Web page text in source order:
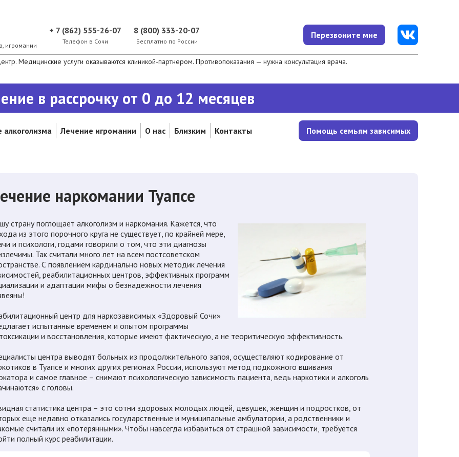
игромании
+ 7 (862) 555-26-07
Телефон в Сочи
8 (800) 333-20-07
Бесплатно по России
Перезвоните мне
Медицинские услуги оказываются клиникой-партнером. Противопоказания — нужна консультация врача.
в рассрочку от 0 до 12 месяцев
алкоголизма Лечение игромании О нас Близким Контакты Помощь семьям зависимых
наркомании Туапсе
страну поглощает алкоголизм и наркомания. Кажется, что
из этого порочного круга не существует, по крайней мере,
и психологи, годами говорили о том, что эти диагнозы
Так считали много лет на всем постсоветском
С появлением кардинально новых методик лечения
реабилитационных центров, эффективных программ
и адаптации мифы о безнадежности лечения
центр для наркозависимых «Здоровый Сочи»
испытанные временем и опытом программы
и восстановления, которые имеют фактическую, а не теоритическую эффективность.
центра выводят больных из продолжительного запоя, осуществляют кодирование от
в Туапсе и многих других регионах России, используют метод подкожного вшивания
и самое главное – снимают психологическую зависимость пациента, ведь наркотики и алкоголь
с головы.
статистика центра – это сотни здоровых молодых людей, девушек, женщин и подростков, от
еще недавно отказались государственные и муниципальные амбулатории, а родственники и
считали их «потерянными». Чтобы навсегда избавиться от страшной зависимости, требуется
полный курс реабилитации.